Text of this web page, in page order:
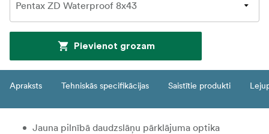
Pievienot grozam
Apraksts Tehniskās specifikācijas Saistītie produkti
Jauna pilnībā daudzslāņu pārklājuma optika